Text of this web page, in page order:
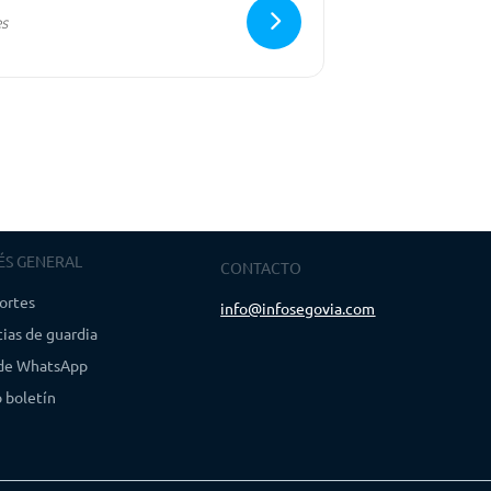
GENERAL
de guardia
WhatsApp
boletín
CONTACTO
info@infosegovia.com